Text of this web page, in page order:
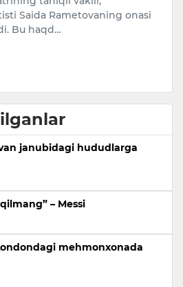
shaxmatchilaridan biri
ayollar ter…
janubidagi hududlarga
– Messi
mehmonxonada